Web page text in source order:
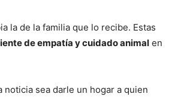
la de la familia que lo recibe. Estas
de empatía y cuidado animal en
noticia sea darle un hogar a quien